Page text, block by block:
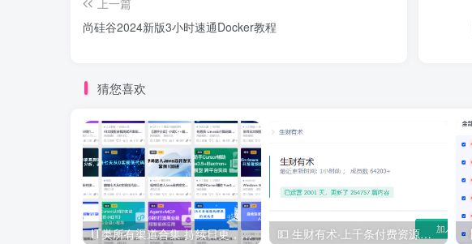
尚硅谷2024新版3小时速通Docker教程
猜您喜欢
IT类所有渠道合集 持续日更，目前近四千多条资源 年费用户微信私信获取权限 💵 生财有术·上千条付费资源合集（最新）